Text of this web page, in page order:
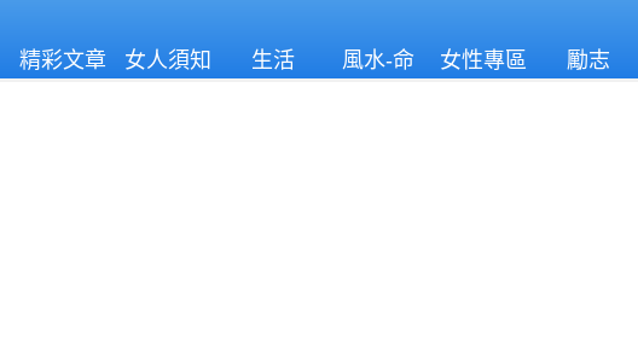
精彩文章 女人須知 生活
風水-命
女性專區 勵志